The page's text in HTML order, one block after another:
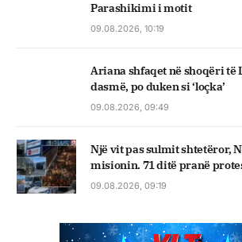
Parashikimi i motit
09.08.2026, 10:19
Ariana shfaqet në shoqëri të
dasmë, po duken si ‘loçka’
09.08.2026, 09:49
Një vit pas sulmit shtetëror,
misionin. 71 ditë pranë
09.08.2026, 09:19